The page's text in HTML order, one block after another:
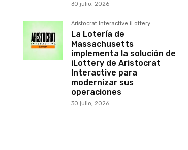
30 julio, 2026
Aristocrat Interactive iLottery
La Lotería de
Massachusetts
implementa la solución de
iLottery de Aristocrat
Interactive para
modernizar sus
operaciones
30 julio, 2026